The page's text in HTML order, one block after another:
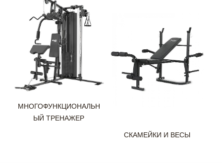
МНОГОФУНКЦИОНАЛЬН
ЫЙ ТРЕНАЖЕР
СКАМЕЙКИ И ВЕСЫ